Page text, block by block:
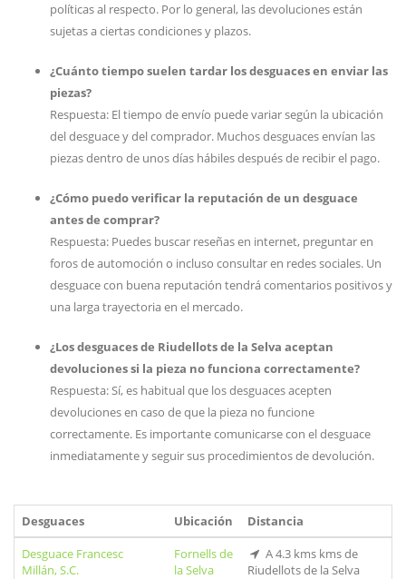
políticas al respecto. Por lo general, las devoluciones están
sujetas a ciertas condiciones y plazos.
¿Cuánto tiempo suelen tardar los desguaces en enviar las
piezas?
Respuesta: El tiempo de envío puede variar según la ubicación
del desguace y del comprador. Muchos desguaces envían las
piezas dentro de unos días hábiles después de recibir el pago.
¿Cómo puedo verificar la reputación de un desguace
antes de comprar?
Respuesta: Puedes buscar reseñas en internet, preguntar en
foros de automoción o incluso consultar en redes sociales. Un
desguace con buena reputación tendrá comentarios positivos y
una larga trayectoria en el mercado.
¿Los desguaces de Riudellots de la Selva aceptan
devoluciones si la pieza no funciona correctamente?
Respuesta: Sí, es habitual que los desguaces acepten
devoluciones en caso de que la pieza no funcione
correctamente. Es importante comunicarse con el desguace
inmediatamente y seguir sus procedimientos de devolución.
Desguaces Ubicación
Distancia
Desguace Francesc
Millán, S.C.
Fornells de
la Selva
A 4.3 kms kms de
Riudellots de la Selva